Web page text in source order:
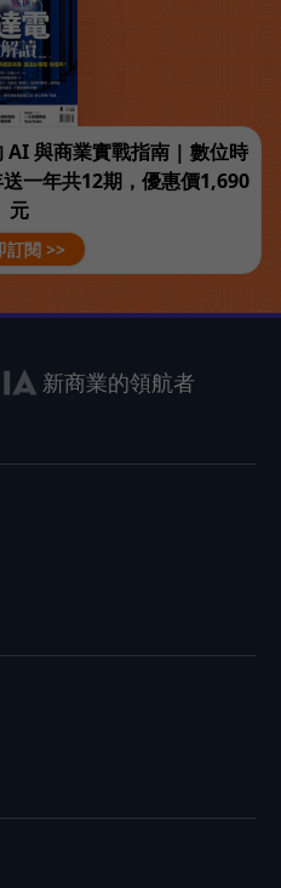
AI 與商業實戰指南 | 數位時
一年共12期，優惠價1,690
元
訂閱 >>
新商業的領航者